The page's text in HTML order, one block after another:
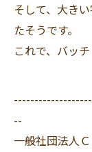
そして、大き
たそうです。
これで、バッ
--
一般社団法人